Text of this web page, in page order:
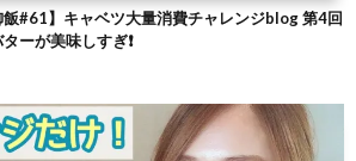
飯#61】キャベツ大量消費チャレンジblog 第4回
ーが美味しすぎ❗